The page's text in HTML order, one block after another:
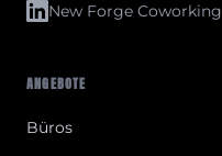
New Forge Coworking
ANGEBOTE
Büros